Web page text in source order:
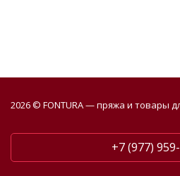
2026 © FONTURA — пряжа и товары
+7 (977)